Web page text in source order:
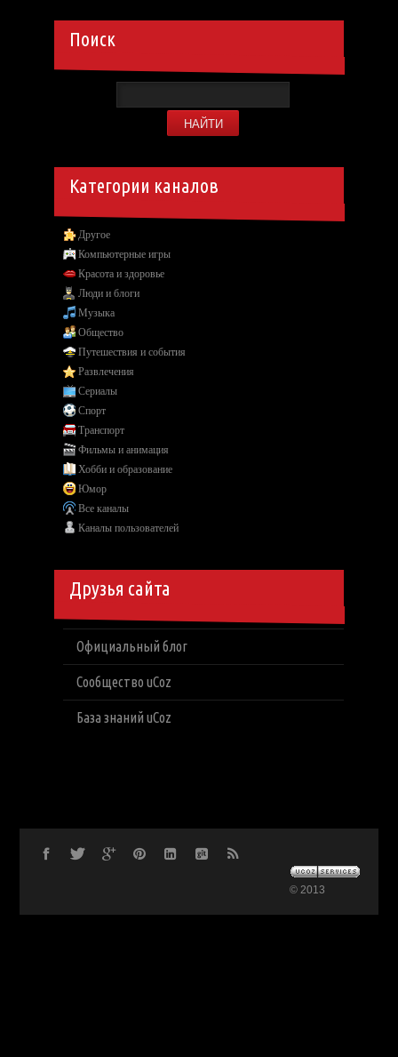
Поиск
Категории каналов
Другое
Компьютерные игры
Красота и здоровье
Люди и блоги
Музыка
Общество
Путешествия и события
Развлечения
Сериалы
Спорт
Транспорт
Фильмы и анимация
Хобби и образование
Юмор
Все каналы
Каналы пользователей
Друзья сайта
Официальный блог
Сообщество uCoz
База знаний uCoz
© 2013